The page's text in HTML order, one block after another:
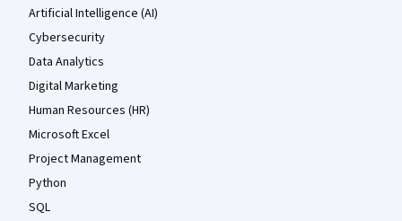
Artificial Intelligence (AI)
Cybersecurity
Data Analytics
Digital Marketing
Human Resources (HR)
Microsoft Excel
Project Management
Python
SQL